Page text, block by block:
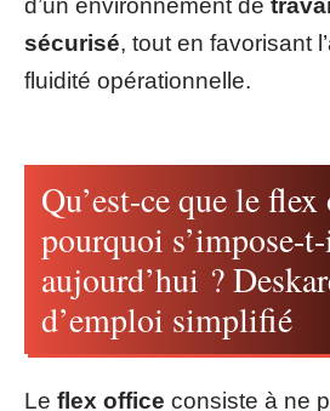
sécurisé, tout en favorisant
fluidité opérationnelle.
Qu’est-ce que le
pourquoi s’impose-
aujourd’hui ?
d’emploi simplifié
Le flex office consiste à ne